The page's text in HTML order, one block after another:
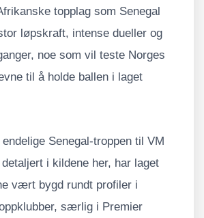
topplag som Senegal
løpskraft, intense dueller og
noe som vil teste Norges
til å holde ballen i laget
Senegal-troppen til VM
i kildene her, har laget
vært bygd rundt profiler i
særlig i Premier